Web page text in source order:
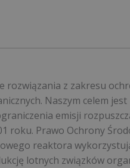
rozwiązania z zakresu
Naszym celem jest
emisji
roku. Prawo Ochrony
reaktora
lotnych związków